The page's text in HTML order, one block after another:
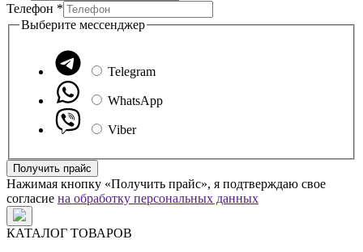
Выберите
мессенджер
Телефон *
Выберите мессенджер
Telegram
WhatsApp
Viber
Получить прайс
Нажимая кнопку «Получить прайс», я подтверждаю свое
согласие на обработку персональных данных
КАТАЛОГ ТОВАРОВ